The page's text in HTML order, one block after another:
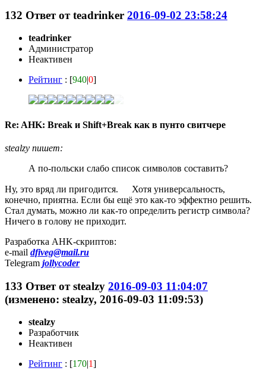
132 Ответ отteadrinker 2016-09-02 23:58:24
teadrinker
Администратор
Неактивен
Рейтинг : [940|0]
Re: AHK: Break и Shift+Break как в пунто свитчере
stealzy пишет:
А по-польски слабо список символов составить?
Ну, это вряд ли пригодится.
Хотя универсальность,
конечно, приятна. Если бы ещё это как-то эффектно решить.
Стал думать, можно ли как-то определить регистр символа?
Ничего в голову не приходит.
Разработка AHK-скриптов:
e-mail dfiveg@mail.ru
Telegram jollycoder
133 Ответ отstealzy 2016-09-03 11:04:07
(изменено: stealzy, 2016-09-03 11:09:53)
stealzy
Разработчик
Неактивен
Рейтинг : [170|1]